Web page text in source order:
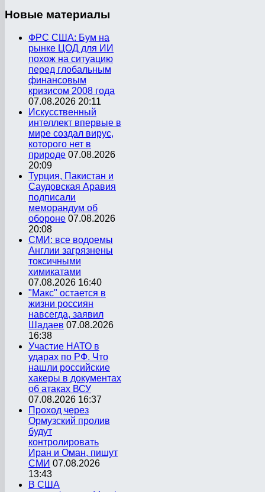
Новые материалы
ФРС США: Бум на
рынке ЦОД для ИИ
похож на ситуацию
перед глобальным
финансовым
кризисом 2008 года
07.08.2026 20:11
Искусственный
интеллект впервые в
мире создал вирус,
которого нет в
природе 07.08.2026
20:09
Турция, Пакистан и
Саудовская Аравия
подписали
меморандум об
обороне 07.08.2026
20:08
СМИ: все водоемы
Англии загрязнены
токсичными
химикатами
07.08.2026 16:40
"Макс" остается в
жизни россиян
навсегда, заявил
Шадаев 07.08.2026
16:38
Участие НАТО в
ударах по РФ. Что
нашли российские
хакеры в документах
об атаках ВСУ
07.08.2026 16:37
Проход через
Ормузский пролив
будут
контролировать
Иран и Оман, пишут
СМИ 07.08.2026
13:43
В США